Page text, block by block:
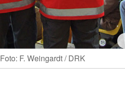
Foto: F. Weingardt / DRK